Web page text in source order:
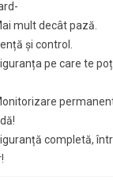
mult decât pază.
și control.
pe care te
completă,